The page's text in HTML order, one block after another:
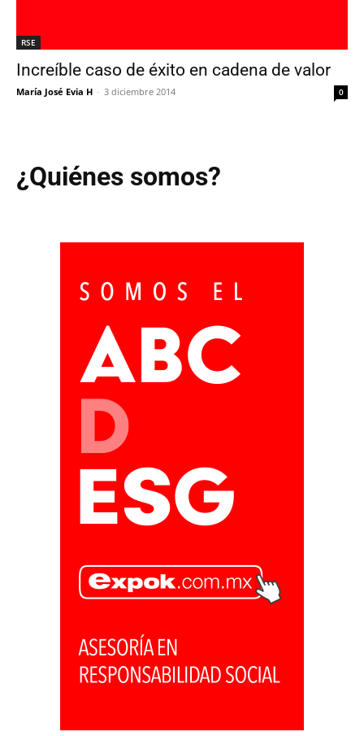
RSE
Increíble caso de éxito en cadena de valor
María José Evia H - 3 diciembre 2014 0
¿Quiénes somos?